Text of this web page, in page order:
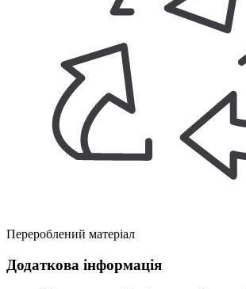
Перероблений матеріал
Додаткова інформація